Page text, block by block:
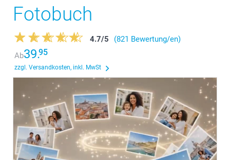
Fotobuch
4.7/5
(821 Bewertung/en)
Ab39.95
zzgl. Versandkosten, inkl. MwSt